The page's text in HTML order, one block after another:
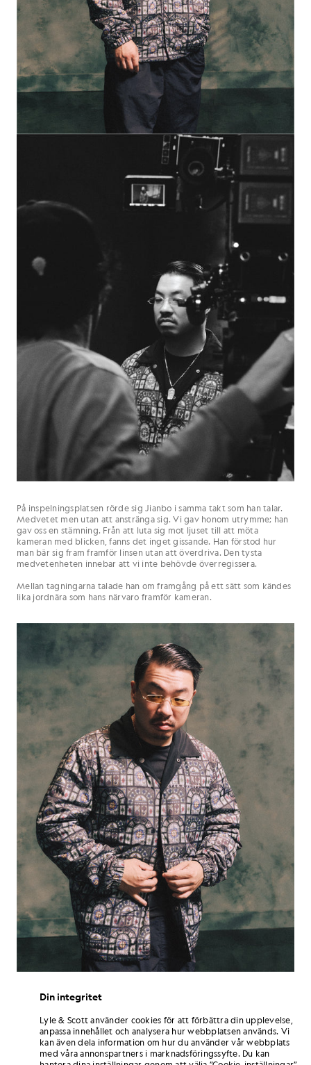
På inspelningsplatsen rörde sig Jianbo i samma takt som han talar.
Medvetet men utan att anstränga sig. Vi gav honom utrymme; han
gav oss en stämning. Från att luta sig mot ljuset till att möta
kameran med blicken, fanns det inget gissande. Han förstod hur
man bär sig fram framför linsen utan att överdriva. Den tysta
medvetenheten innebar att vi inte behövde överregissera.
Mellan tagningarna talade han om framgång på ett sätt som kändes
lika jordnära som hans närvaro framför kameran.
Det speglar också hans livsfilosofi. För DC3 är framgång inte en
motgångarna, avslaget och de stunder då saker och ting inte går
som man tänkt sig. ”Bara tanken på att jag nu faktiskt kan ha den på
mig – det är just sådana saker som har fått mig att inse vikten av
uthållighet. Jag tror att framgång på sätt och vis innebär
Din integritet
Lyle & Scott använder cookies för att förbättra din upplevelse,
anpassa innehållet och analysera hur webbplatsen används. Vi
kan även dela information om hur du använder vår webbplats
med våra annonspartners i marknadsföringssyfte. Du kan